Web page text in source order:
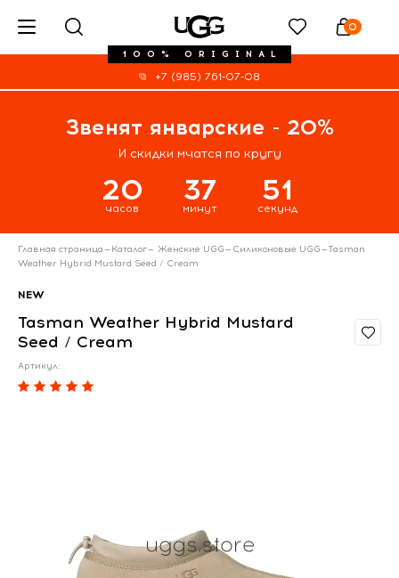
100% ORIGINAL
0
+7 (985) 761-07-08
Звенят январские - 20%
И скидки мчатся по кругу
20
часов
37
минут
51
секунд
Главная страница— Каталог— Женские UGG— Силиконовые UGG—Tasman
Weather Hybrid Mustard Seed / Cream
NEW
Tasman Weather Hybrid Mustard
Seed / Cream
Артикул: